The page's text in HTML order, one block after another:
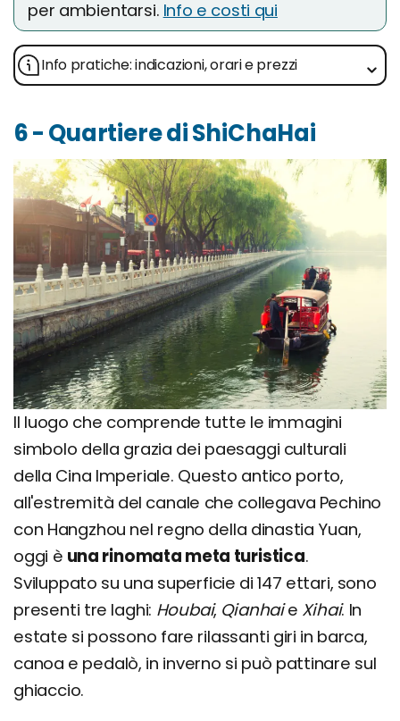
per ambientarsi. Info e costi qui
Info pratiche: indicazioni, orari e prezzi
6 - Quartiere di ShiChaHai
Il luogo che comprende tutte le immagini
simbolo della grazia dei paesaggi culturali
della Cina Imperiale. Questo antico porto,
all'estremità del canale che collegava Pechino
con Hangzhou nel regno della dinastia Yuan,
oggi è una rinomata meta turistica.
Sviluppato su una superficie di 147 ettari, sono
presenti tre laghi: Houbai, Qianhaie Xihai. In
estate si possono fare rilassanti giri in barca,
canoa e pedalò, in inverno si può pattinare sul
ghiaccio.